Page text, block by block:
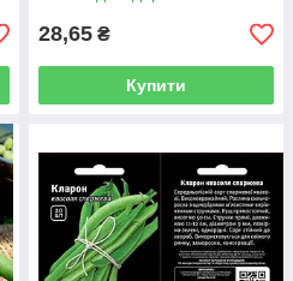
28,65 ₴
Купити